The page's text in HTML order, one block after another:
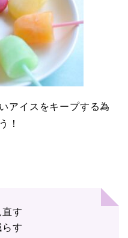
アイスをキープする為
！
す
す